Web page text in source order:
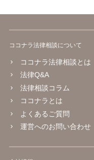
ココナラ法律相談について
ココナラ法律相談とは
法律Q&A
法律相談コラム
ココナラとは
よくあるご質問
運営へのお問い合わせ